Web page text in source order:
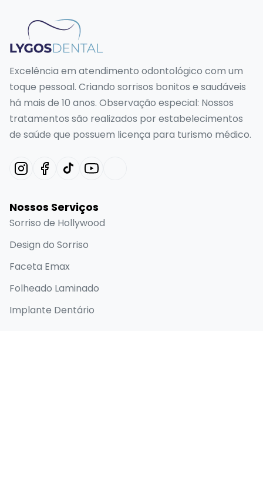
Excelência em atendimento odontológico com um
toque pessoal. Criando sorrisos bonitos e saudáveis
há mais de 10 anos. Observação especial: Nossos
tratamentos são realizados por estabelecimentos
de saúde que possuem licença para turismo médico.
Nossos Serviços
Sorriso de Hollywood
Design do Sorriso
Faceta Emax
Folheado Laminado
Implante Dentário